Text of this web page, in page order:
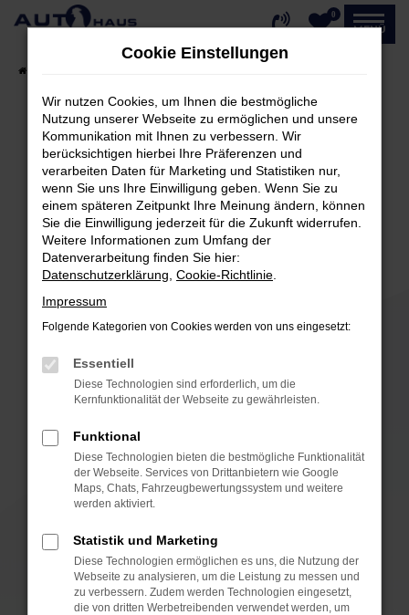
Zum
0
MENÜ
Fehler: Network Error
Beim Laden ist ein Fehler aufgetreten.
Hier sind ein paar Tipps, die dir helfen können:
Überprüfe deine Firewall und deine
Internetverbindung.
Laden andere Webseiten, zum Beispiel deine
Suchmaschine?
Prüfe deine Browsererweiterungen.
können das Laden bestimmter Seiten
verhindern. Funktioniert die Seite in einem
anderen Browser oder in einem privaten
Fenster?
Starte dein Gerät neu.
Das kann manchmal helfen, vorübergehende
Probleme zu beheben.
Betriebssystem auf dem neuesten Stand
sind.
Veraltete Software birgt nicht nur ein
Sicherheitsrisiko, sondern kann auch dazu
Cookie Einstellungen
Wir nutzen Cookies, um Ihnen die bestmögliche
Nutzung unserer Webseite zu ermöglichen und unsere
Kommunikation mit Ihnen zu verbessern. Wir
berücksichtigen hierbei Ihre Präferenzen und
verarbeiten Daten für Marketing und Statistiken nur,
wenn Sie uns Ihre Einwilligung geben. Wenn Sie zu
einem späteren Zeitpunkt Ihre Meinung ändern, können
Sie die Einwilligung jederzeit für die Zukunft widerrufen.
Weitere Informationen zum Umfang der
Datenverarbeitung finden Sie hier:
Datenschutzerklärung Cookie-Richtlinie
Impressum
Folgende Kategorien von Cookies werden von uns eingesetzt:
Essentiell
Diese Technologien sind erforderlich, um die
Kernfunktionalität der Webseite zu gewährleisten.
Funktional
Diese Technologien bieten die bestmögliche Funktionalität
der Webseite. Services von Drittanbietern wie Google
Maps, Chats, Fahrzeugbewertungssystem und weitere
werden aktiviert.
Statistik und Marketing
Diese Technologien ermöglichen es uns, die Nutzung der
Webseite zu analysieren, um die Leistung zu messen und
zu verbessern. Zudem werden Technologien eingesetzt,
die von dritten Werbetreibenden verwendet werden, um